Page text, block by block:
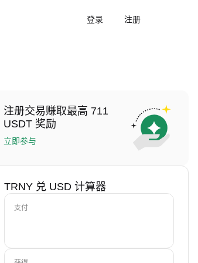
登录 注册
注册交易赚取最高 711
USDT 奖励
立即参与
TRNY 兑 USD 计算器
支付